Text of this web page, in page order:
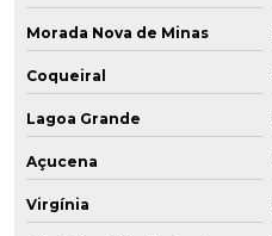
Morada Nova de Minas
Coqueiral
Lagoa Grande
Açucena
Virgínia